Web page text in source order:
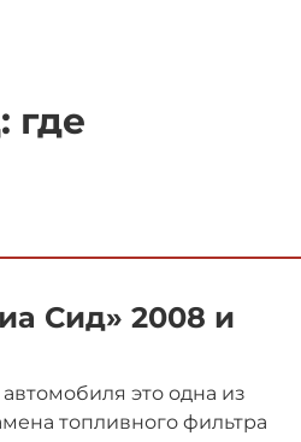
где
Сид» 2008 и
это одна из
топливного фильтра